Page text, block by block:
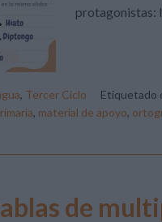
protagonistas:
, Tercer Ciclo Etiquetado
, material de apoyo,
de